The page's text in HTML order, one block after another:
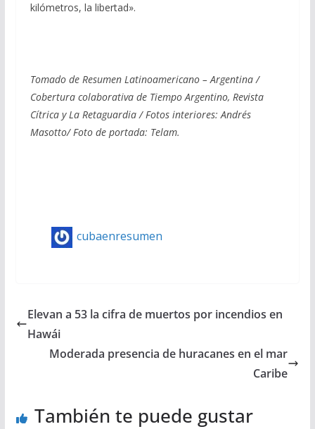
kilómetros, la libertad».
Tomado de Resumen Latinoamericano – Argentina /
Cobertura colaborativa de Tiempo Argentino, Revista
Cítrica y La Retaguardia / Fotos interiores: Andrés
Masotto/ Foto de portada: Telam.
cubaenresumen
Elevan a 53 la cifra de muertos por incendios en
Hawái
Moderada presencia de huracanes en el mar
Caribe
También te puede gustar